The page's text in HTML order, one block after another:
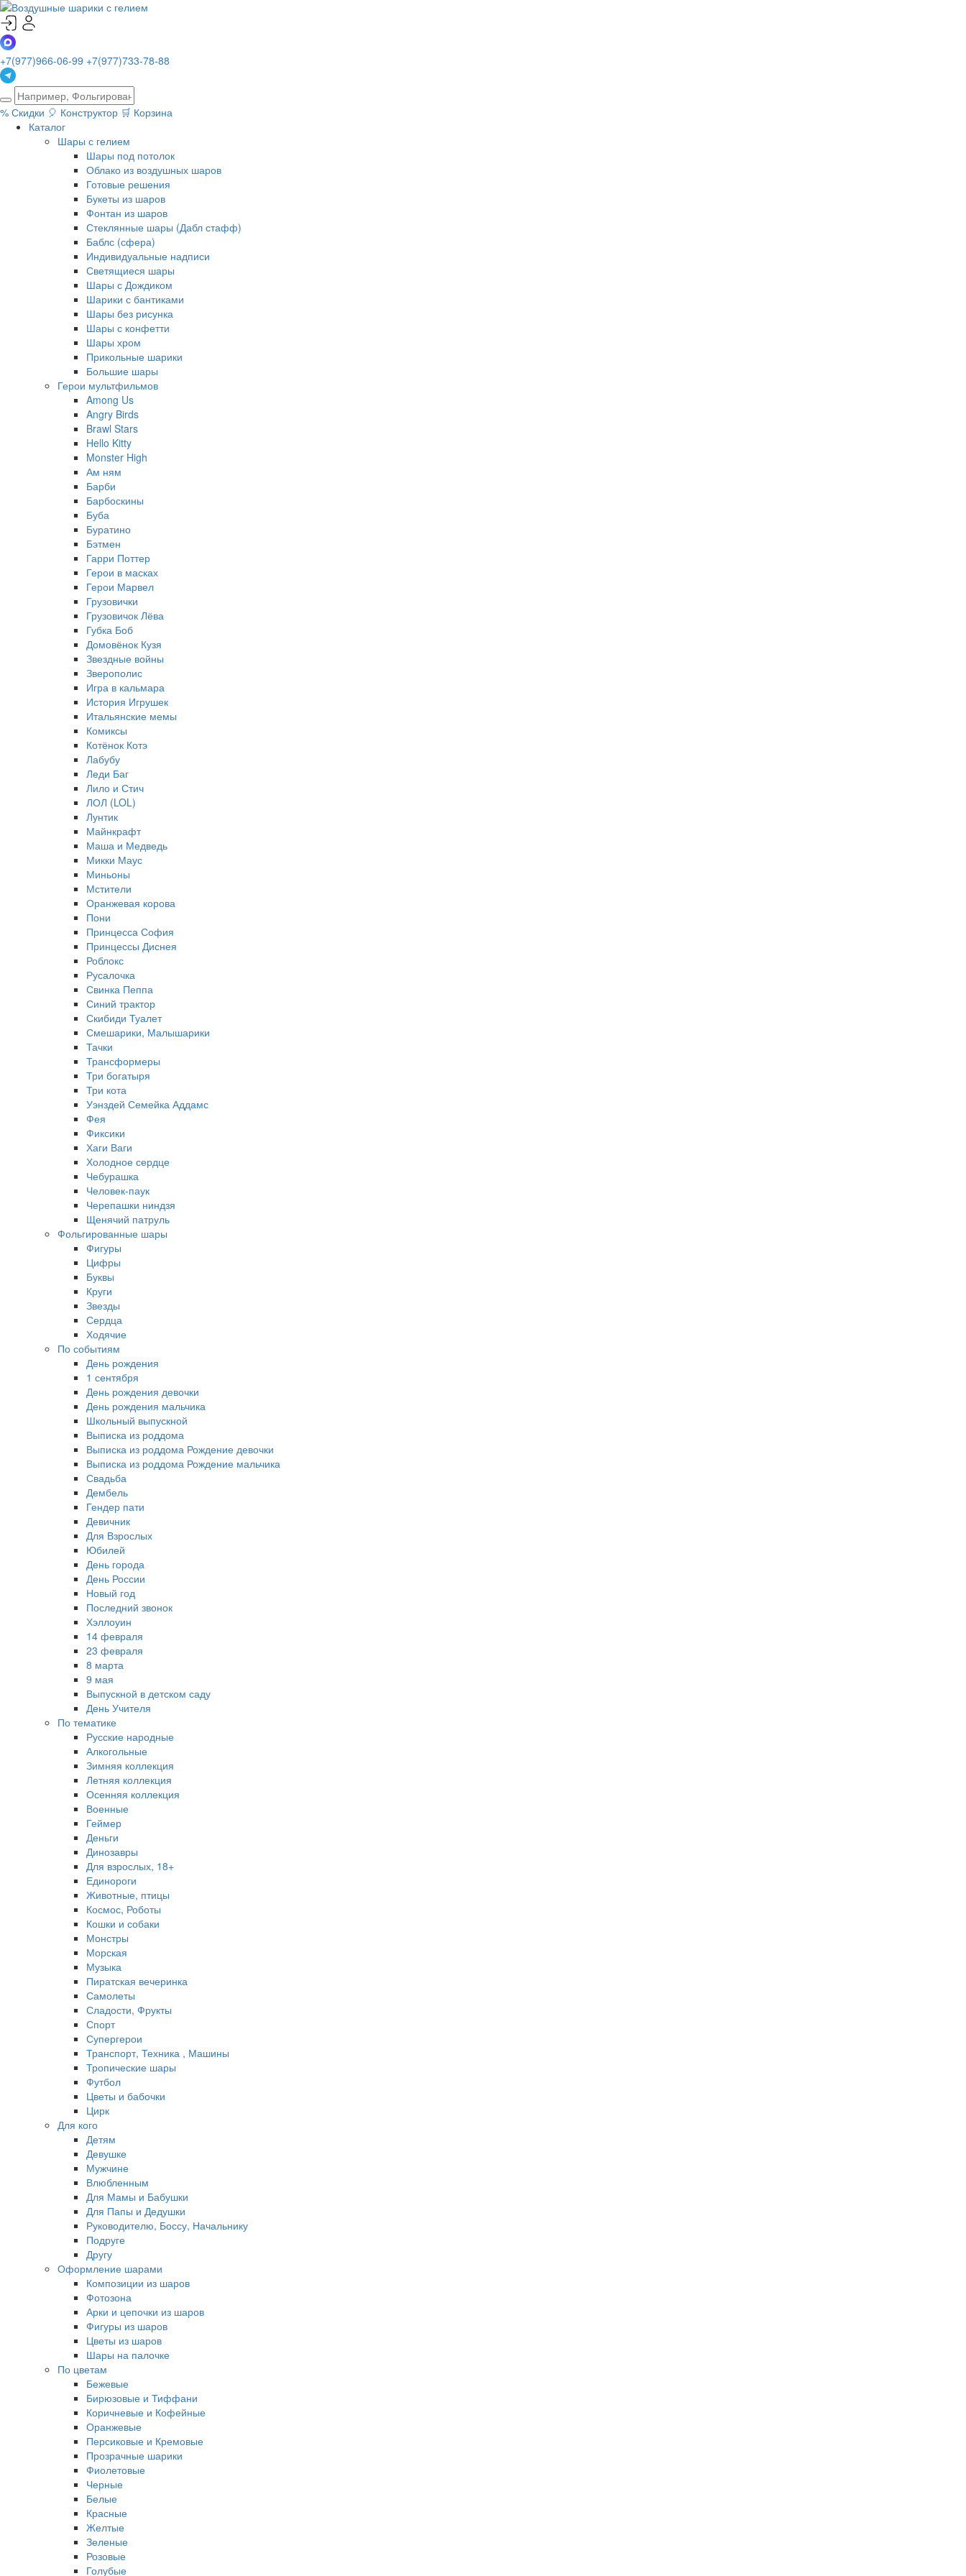
+7(977)966-06-99 +7(977)733-78-88
% Скидки 🎈 Конструктор 🛒 Корзина
Каталог
Шары с гелием
Шары под потолок
Облако из воздушных шаров
Готовые решения
Букеты из шаров
Фонтан из шаров
Стеклянные шары (Дабл стафф)
Баблс (сфера)
Индивидуальные надписи
Светящиеся шары
Шары с Дождиком
Шарики с бантиками
Шары без рисунка
Шары с конфетти
Шары хром
Прикольные шарики
Большие шары
Герои мультфильмов
Among Us
Angry Birds
Brawl Stars
Hello Kitty
Monster High
Ам ням
Барби
Барбоскины
Буба
Буратино
Бэтмен
Гарри Поттер
Герои в масках
Герои Марвел
Грузовички
Грузовичок Лёва
Губка Боб
Домовёнок Кузя
Звездные войны
Зверополис
Игра в кальмара
История Игрушек
Итальянские мемы
Комиксы
Котёнок Котэ
Лабубу
Леди Баг
Лило и Стич
ЛОЛ (LOL)
Лунтик
Майнкрафт
Маша и Медведь
Микки Маус
Миньоны
Мстители
Оранжевая корова
Пони
Принцесса София
Принцессы Диснея
Роблокс
Русалочка
Свинка Пеппа
Синий трактор
Скибиди Туалет
Смешарики, Малышарики
Тачки
Трансформеры
Три богатыря
Три кота
Уэнздей Семейка Аддамс
Фея
Фиксики
Хаги Ваги
Холодное сердце
Чебурашка
Человек-паук
Черепашки ниндзя
Щенячий патруль
Фольгированные шары
Фигуры
Цифры
Буквы
Круги
Звезды
Сердца
Ходячие
По событиям
День рождения
1 сентября
День рождения девочки
День рождения мальчика
Школьный выпускной
Выписка из роддома
Выписка из роддома Рождение девочки
Выписка из роддома Рождение мальчика
Свадьба
Дембель
Гендер пати
Девичник
Для Взрослых
Юбилей
День города
День России
Новый год
Последний звонок
Хэллоуин
14 февраля
23 февраля
8 марта
9 мая
Выпускной в детском саду
День Учителя
По тематике
Русские народные
Алкогольные
Зимняя коллекция
Летняя коллекция
Осенняя коллекция
Военные
Геймер
Деньги
Динозавры
Для взрослых, 18+
Единороги
Животные, птицы
Космос, Роботы
Кошки и собаки
Монстры
Морская
Музыка
Пиратская вечеринка
Самолеты
Сладости, Фрукты
Спорт
Супергерои
Транспорт, Техника , Машины
Тропические шары
Футбол
Цветы и бабочки
Цирк
Для кого
Детям
Девушке
Мужчине
Влюбленным
Для Мамы и Бабушки
Для Папы и Дедушки
Руководителю, Боссу, Начальнику
Подруге
Другу
Оформление шарами
Композиции из шаров
Фотозона
Арки и цепочки из шаров
Фигуры из шаров
Цветы из шаров
Шары на палочке
По цветам
Бежевые
Бирюзовые и Тиффани
Коричневые и Кофейные
Оранжевые
Персиковые и Кремовые
Прозрачные шарики
Фиолетовые
Черные
Белые
Красные
Желтые
Зеленые
Розовые
Голубые